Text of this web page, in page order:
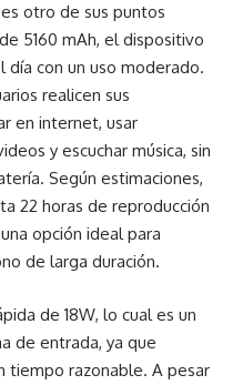
otro de sus puntos
5160 mAh, el dispositivo
con un uso moderado.
realicen sus
en internet, usar
y escuchar música, sin
Según estimaciones,
22 horas de reproducción
opción ideal para
de larga duración.
de 18W, lo cual es un
de entrada, ya que
tiempo razonable. A pesar